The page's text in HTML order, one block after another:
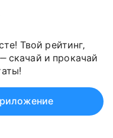
Твой рейтинг,
скачай и прокачай